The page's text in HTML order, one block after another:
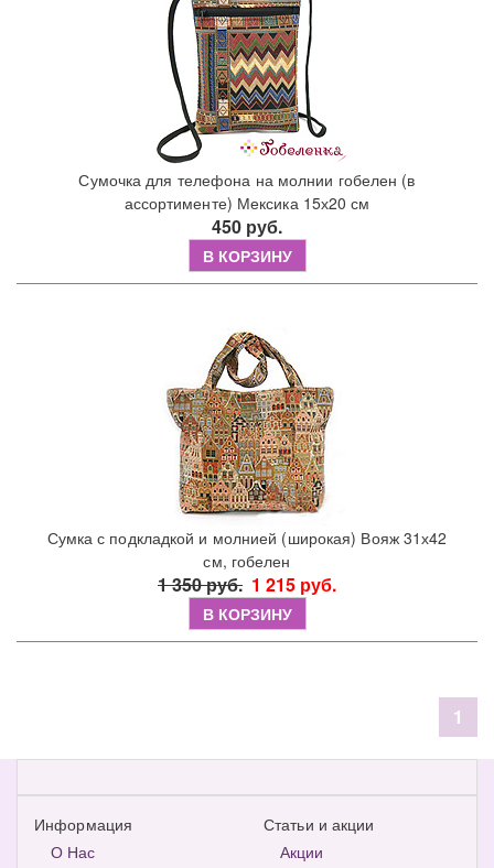
Сумочка для телефона на молнии гобелен (в
ассортименте) Мексика 15х20 см
450 руб.
В КОРЗИНУ
Сумка с подкладкой и молнией (широкая) Вояж 31х42
см, гобелен
1 350 руб. 1 215 руб.
В КОРЗИНУ
1
Информация
О Нас
Статьи и акции
Акции